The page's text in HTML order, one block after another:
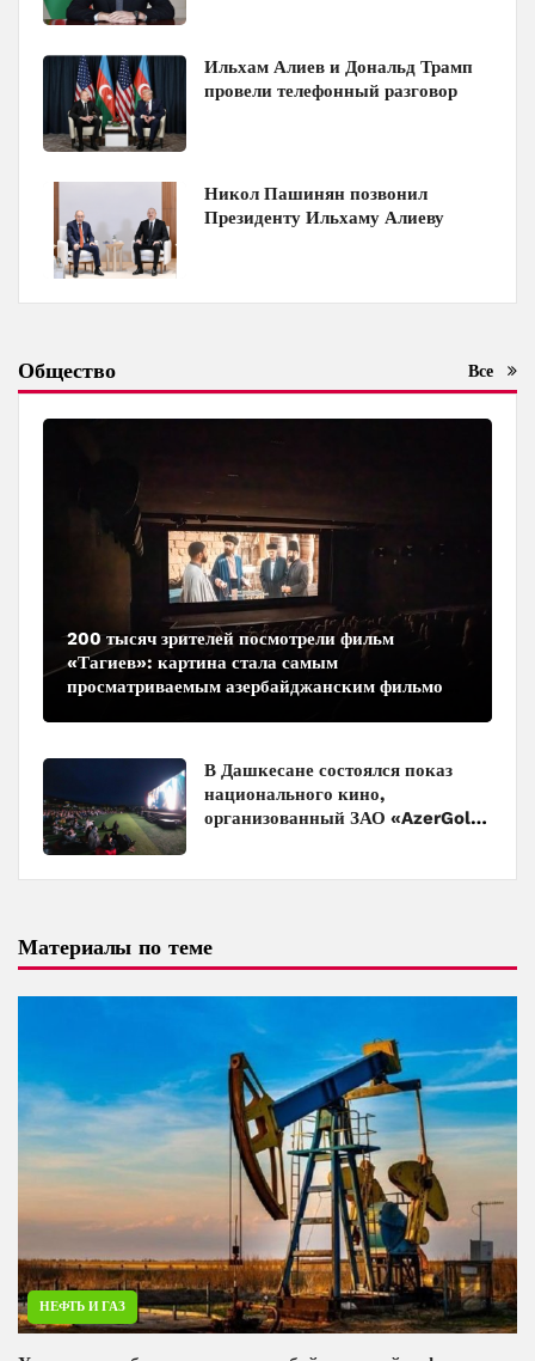
Ильхам Алиев и Дональд Трамп
провели телефонный разговор
Никол Пашинян позвонил
Президенту Ильхаму Алиеву
Общество Все
200 тысяч зрителей посмотрели фильм
«Тагиев»: картина стала самым
просматриваемым азербайджанским фильмом
В Дашкесане состоялся показ
национального кино,
организованный ЗАО «AzerGold»
Материалы по теме
НЕФТЬ И ГАЗ